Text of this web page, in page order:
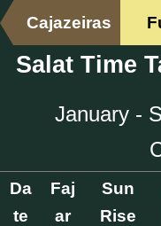
Cajazeiras
Salat Time
January -
Da
te
Faj
ar
Sun
Rise